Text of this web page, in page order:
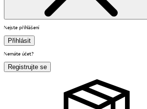
Nejste přihlášení
Přihlásit
Nemáte účet?
Registrujte se